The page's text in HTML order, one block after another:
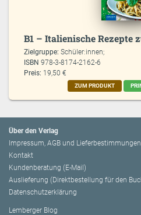
B1 – Italienische Rezepte
Zielgruppe:Schüler:innen;
ISBN978-3-8174-2162-6
Preis: 19,50 €
ZUM PRODUKT
Über den Verlag
Impressum, AGB und Lieferbestimmungen
Kontakt
Kundenberatung (E-Mail)
Auslieferung (Direktbestellung für den
Datenschutzerklärung
Lemberger Blog